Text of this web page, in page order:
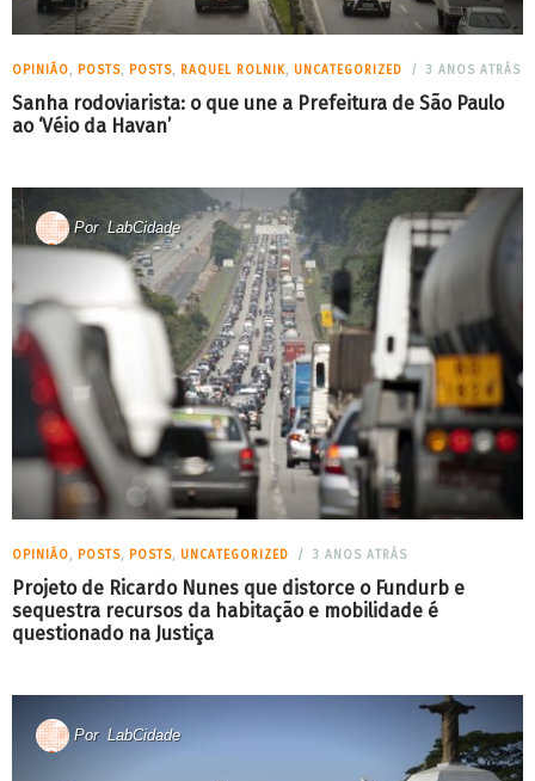
OPINIÃO, POSTS, POSTS, RAQUEL ROLNIK, UNCATEGORIZED 3 ANOS ATRÁS
Sanha rodoviarista: o que une a Prefeitura de São Paulo
ao ‘Véio da Havan’
Por LabCidade
OPINIÃO, POSTS, POSTS, UNCATEGORIZED 3 ANOS ATRÁS
Projeto de Ricardo Nunes que distorce o Fundurb e
sequestra recursos da habitação e mobilidade é
questionado na Justiça
Por LabCidade